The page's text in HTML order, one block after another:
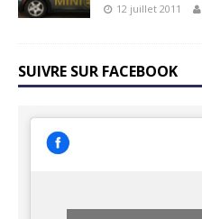
12 juillet 2011
SUIVRE SUR FACEBOOK